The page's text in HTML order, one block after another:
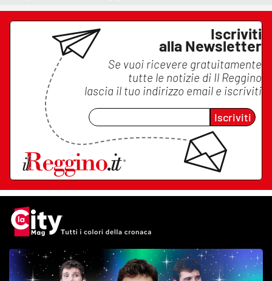
Iscriviti
alla Newsletter
Se vuoi ricevere gratuitamente
tutte le notizie di Il Reggino
lascia il tuo indirizzo email e iscriviti
Iscriviti